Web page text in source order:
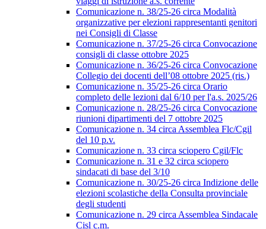
Comunicazione n. 38/25-26 circa Modalità
organizzative per elezioni rappresentanti genitori
nei Consigli di Classe
Comunicazione n. 37/25-26 circa Convocazione
consigli di classe ottobre 2025
Comunicazione n. 36/25-26 circa Convocazione
Collegio dei docenti dell’08 ottobre 2025 (ris.)
Comunicazione n. 35/25-26 circa Orario
completo delle lezioni dal 6/10 per l'a.s. 2025/26
Comunicazione n. 28/25-26 circa Convocazione
riunioni dipartimenti del 7 ottobre 2025
Comunicazione n. 34 circa Assemblea Flc/Cgil
del 10 p.v.
Comunicazione n. 33 circa sciopero Cgil/Flc
Comunicazione n. 31 e 32 circa sciopero
sindacati di base del 3/10
Comunicazione n. 30/25-26 circa Indizione delle
elezioni scolastiche della Consulta provinciale
degli studenti
Comunicazione n. 29 circa Assemblea Sindacale
Cisl c.m.